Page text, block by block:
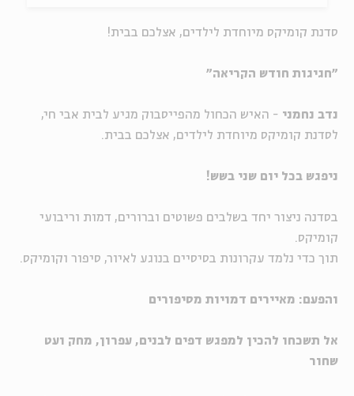
סדנת קומיקס מיוחדת לילדים, אצלכם בבית!
"חגיגות חודש הקריאה"
נדב נחמני - האיש הכחול מהפייסבוק מגיע לבית אבי חי,
לסדנת קומיקס מיוחדת לילדים, אצלכם בבית.
ניפגש בכל יום שני בשש!
בסדנה ניצור יחד בשלבים פשוטים וברורים, דמות וריבועי
קומיקס.
תוך כדי נלמד עקרונות בסיסיים בנוגע לאיור, סיפור וקומיקס.
והפעם: מאיירים דמויות מסיפורים
אל תשכחו להכין למפגש דפים לבנים, עפרון, מחק ועט
שחור